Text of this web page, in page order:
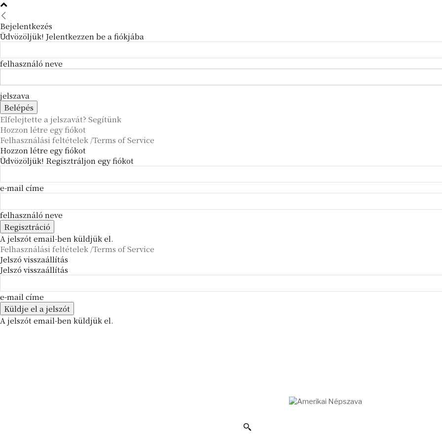
Bejelentkezés
Üdvözöljük! Jelentkezzen be a fiókjába
felhasználó neve
jelszava
Elfelejtette a jelszavát? Segítünk
Hozzon létre egy fiókot
Felhasználási feltételek /Terms of Service
Hozzon létre egy fiókot
Üdvözöljük! Regisztráljon egy fiókot
e-mail címe
felhasználó neve
A jelszót email-ben küldjük el.
Felhasználási feltételek /Terms of Service
Jelszó visszaállítás
Jelszó visszaállítás
e-mail címe
A jelszót email-ben küldjük el.